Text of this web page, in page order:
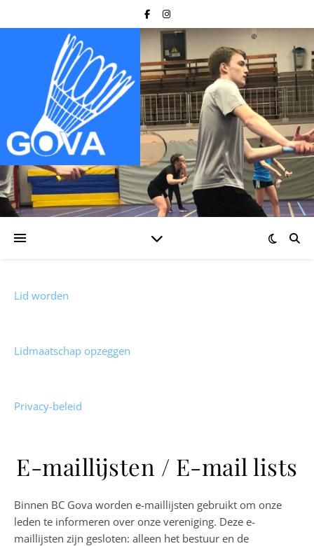
Lid worden
Lidmaatschap opzeggen
Privacy-beleid
E-maillijsten / E-mail lists
Binnen BC Gova worden e-maillijsten gebruikt om onze
leden te informeren over onze vereniging. Deze e-
maillijsten zijn gesloten: alleen het bestuur en de